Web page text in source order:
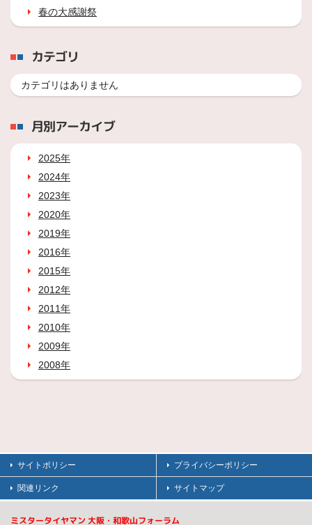
春の大感謝祭
カテゴリ
カテゴリはありません
月別アーカイブ
2025年
2024年
2023年
2020年
2019年
2016年
2015年
2012年
2011年
2010年
2009年
2008年
サイトポリシー プライバシーポリシー
関連リンク サイトマップ
ミスタータイヤマン 大阪・和歌山フォーラム